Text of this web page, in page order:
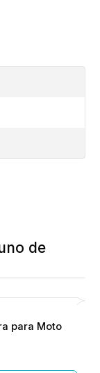
de
para Moto